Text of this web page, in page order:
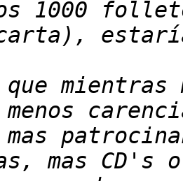
que mientras